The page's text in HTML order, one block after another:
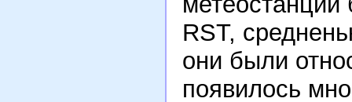
RST,
они были
появилось